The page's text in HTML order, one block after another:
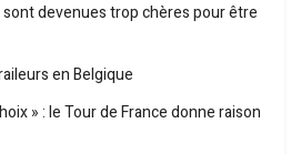
devenues trop chères pour être
en Belgique
» : le Tour de France donne raison